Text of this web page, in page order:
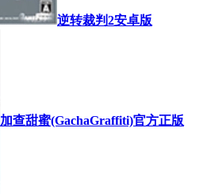
逆转裁判2安卓版
加查甜蜜(GachaGraffiti)官方正版